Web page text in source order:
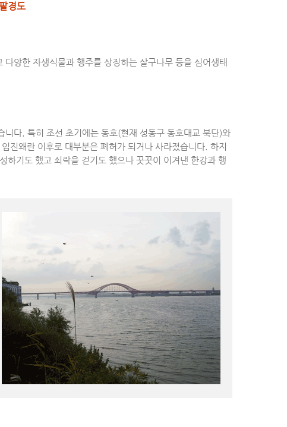
경도
다양한 자생식물과 행주를 상징하는 살구나무 등을 심어생태
다. 특히 조선 초기에는 동호(현재 성동구 동호대교 북단)와
진왜란 이후로 대부분은 폐허가 되거나 사라졌습니다. 하지
기도 했고 쇠락을 걷기도 했으나 꿋꿋이 이겨낸 한강과 행